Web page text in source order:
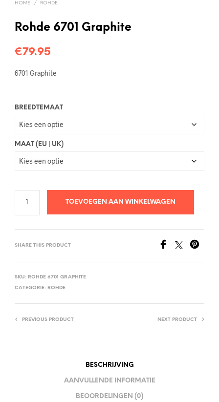
HOME / ROHDE
Rohde 6701 Graphite
€79.95
6701 Graphite
BREEDTEMAAT
MAAT (EU | UK)
TOEVOEGEN AAN WINKELWAGEN
SHARE THIS PRODUCT
SKU: ROHDE 6701 GRAPHITE
CATEGORIE: ROHDE
PREVIOUS PRODUCT NEXT PRODUCT
BESCHRIJVING
AANVULLENDE INFORMATIE
BEOORDELINGEN (0)